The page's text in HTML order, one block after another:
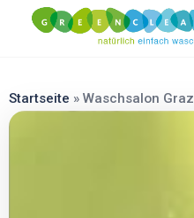
content
Startseite » Waschsalon Graz